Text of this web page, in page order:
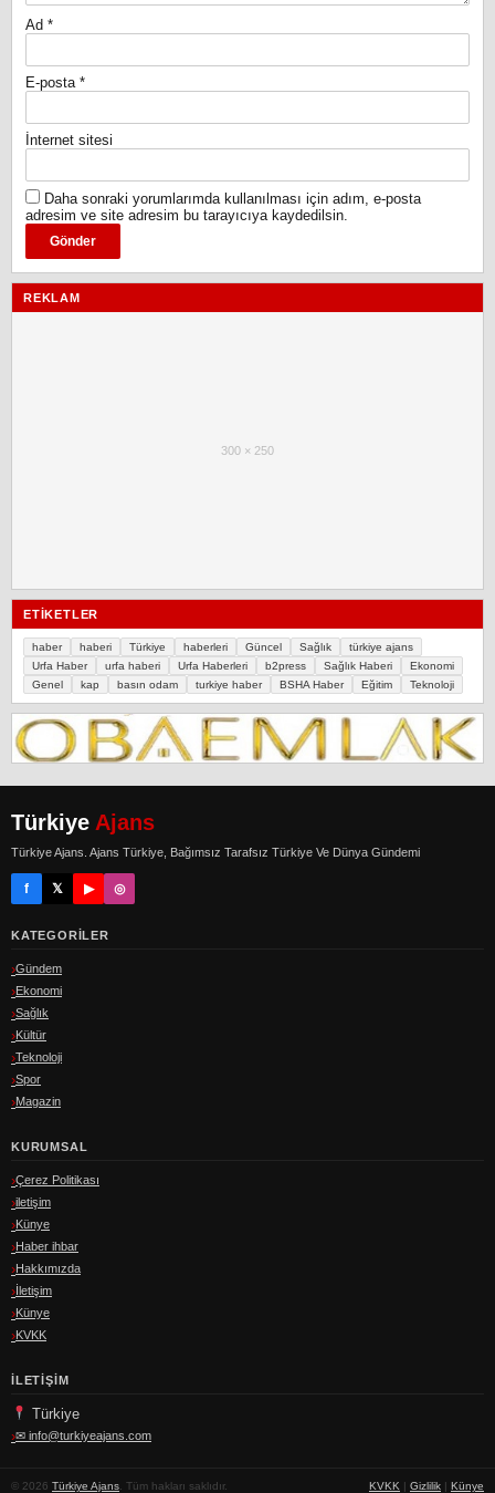
Ad *
E-posta *
İnternet sitesi
Daha sonraki yorumlarımda kullanılması için adım, e-posta
adresim ve site adresim bu tarayıcıya kaydedilsin.
REKLAM
300 × 250
ETIKETLER
haber haberi Türkiye haberleri Güncel Sağlık
türkiye ajans
Urfa Haber
urfa haberi Urfa Haberleri b2press Sağlık Haberi
Ekonomi
Genel
kap basın odam turkiye haber BSHA Haber Eğitim Teknoloji
Türkiye Ajans
Türkiye Ajans. Ajans Türkiye, Bağımsız Tarafsız Türkiye Ve Dünya Gündemi
f 𝕏 ▶ ◎
KATEGORILER
Gündem
Ekonomi
Sağlık
Kültür
Teknoloji
Spor
Magazin
KURUMSAL
Çerez Politikası
iletişim
Künye
Haber ihbar
Hakkımızda
İletişim
Künye
KVKK
İLETIŞIM
Türkiye
✉ info@turkiyeajans.com
© 2026 Türkiye Ajans . Tüm hakları saklıdır. KVKK | Gizlilik | Künye